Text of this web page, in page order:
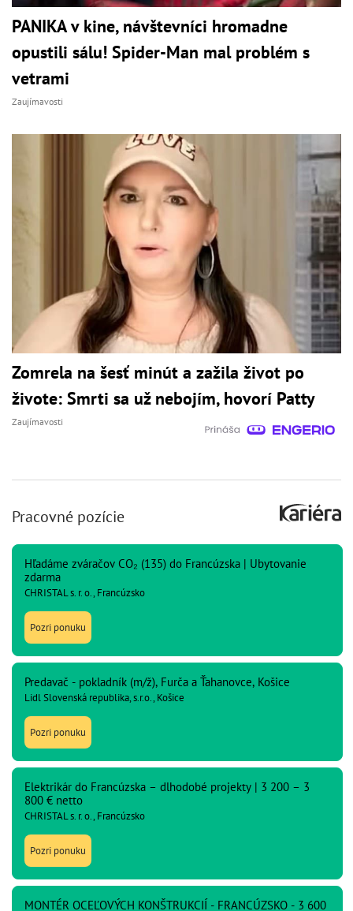
PANIKA v kine, návštevníci hromadne
opustili sálu! Spider-Man mal problém s
vetrami
Zaujímavosti
Zomrela na šesť minút a zažila život po
živote: Smrti sa už nebojím, hovorí Patty
Zaujímavosti
Pracovné pozície
Hľadáme zváračov CO₂ (135) do Francúzska | Ubytovanie
zdarma
CHRISTAL s. r. o., Francúzsko
Pozri ponuku
Predavač - pokladník (m/ž), Furča a Ťahanovce, Košice
Lidl Slovenská republika, s.r.o., Košice
Pozri ponuku
Elektrikár do Francúzska – dlhodobé projekty | 3 200 – 3
800 € netto
CHRISTAL s. r. o., Francúzsko
Pozri ponuku
MONTÉR OCEĽOVÝCH KONŠTRUKCIÍ - FRANCÚZSKO - 3 600